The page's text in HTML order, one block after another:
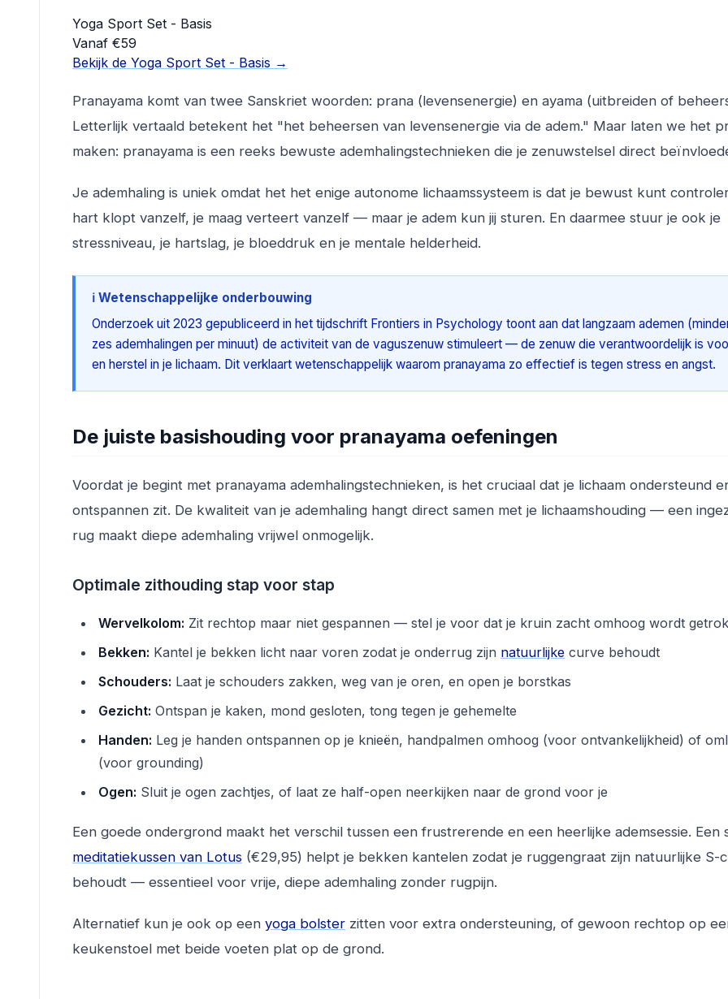
Yoga Sport Set - Basis
Vanaf €59
Bekijk de Yoga Sport Set - Basis →
Pranayama komt van twee Sanskriet woorden: prana (levensenergie) en ayama (uitbreiden of
Letterlijk vertaald betekent het "het beheersen van levensenergie via de adem." Maar laten we het
maken: pranayama is een reeks bewuste ademhalingstechnieken die je zenuwstelsel direct
Je ademhaling is uniek omdat het het enige autonome lichaamssysteem is dat je bewust kunt
hart klopt vanzelf, je maag verteert vanzelf — maar je adem kun jij sturen. En daarmee stuur je ook je
stressniveau, je hartslag, je bloeddruk en je mentale helderheid.
ℹ️ Wetenschappelijke onderbouwing
Onderzoek uit 2023 gepubliceerd in het tijdschrift Frontiers in Psychology toont aan dat langzaam ademen
zes ademhalingen per minuut) de activiteit van de vaguszenuw stimuleert — de zenuw die verantwoordelijk is
en herstel in je lichaam. Dit verklaart wetenschappelijk waarom pranayama zo effectief is tegen stress en angst.
De juiste basishouding voor pranayama oefeningen
Voordat je begint met pranayama ademhalingstechnieken, is het cruciaal dat je lichaam ondersteund
ontspannen zit. De kwaliteit van je ademhaling hangt direct samen met je lichaamshouding — een
rug maakt diepe ademhaling vrijwel onmogelijk.
Optimale zithouding stap voor stap
Wervelkolom: Zit rechtop maar niet gespannen — stel je voor dat je kruin zacht omhoog wordt
Bekken: Kantel je bekken licht naar voren zodat je onderrug zijn natuurlijke curve behoudt
Schouders: Laat je schouders zakken, weg van je oren, en open je borstkas
Gezicht: Ontspan je kaken, mond gesloten, tong tegen je gehemelte
Handen: Leg je handen ontspannen op je knieën, handpalmen omhoog (voor ontvankelijkheid) of
(voor grounding)
Ogen: Sluit je ogen zachtjes, of laat ze half-open neerkijken naar de grond voor je
Een goede ondergrond maakt het verschil tussen een frustrerende en een heerlijke ademsessie. Een
meditatiekussen van Lotus (€29,95) helpt je bekken kantelen zodat je ruggengraat zijn natuurlijke S-
behoudt — essentieel voor vrije, diepe ademhaling zonder rugpijn.
Alternatief kun je ook op een yoga bolster zitten voor extra ondersteuning, of gewoon rechtop op
keukenstoel met beide voeten plat op de grond.